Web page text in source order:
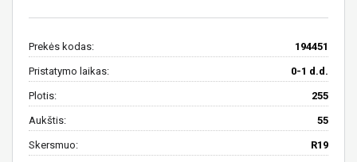
Prekės kodas: 194451
Pristatymo laikas: 0-1 d.d.
Plotis: 255
Aukštis: 55
Skersmuo: R19